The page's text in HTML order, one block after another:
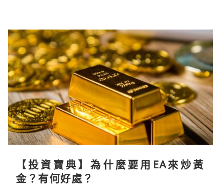
【投資寶典】為什麼要用EA來炒黃
金？有何好處？